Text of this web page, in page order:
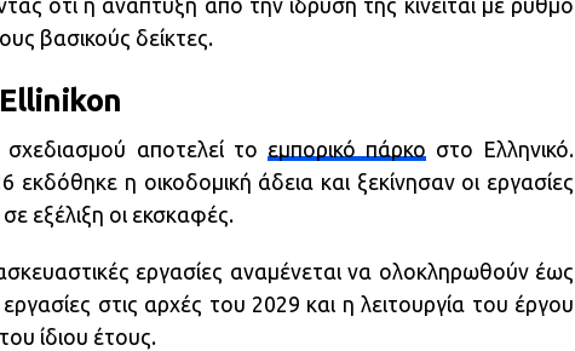
ότι η ανάπτυξη από την ίδρυσή της κινείται με ρυθμό
βασικούς δείκτες.
σχεδιασμού αποτελεί το εμπορικό πάρκο στο Ελληνικό.
η οικοδομική άδεια και ξεκίνησαν οι εργασίες
εξέλιξη οι εκσκαφές.
εργασίες αναμένεται να ολοκληρωθούν έως
στις αρχές του 2029 και η λειτουργία του έργου
ίδιου έτους.